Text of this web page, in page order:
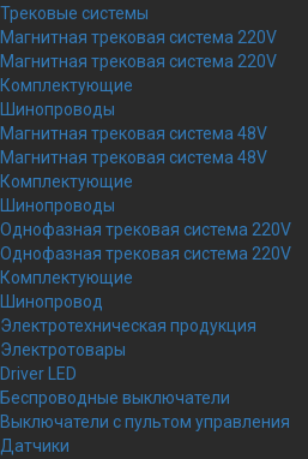
Трековые системы
Магнитная трековая система 220V
Магнитная трековая система 220V
Комплектующие
Шинопроводы
Магнитная трековая система 48V
Магнитная трековая система 48V
Комплектующие
Шинопроводы
Однофазная трековая система 220V
Однофазная трековая система 220V
Комплектующие
Шинопровод
Электротехническая продукция
Электротовары
Driver LED
Беспроводные выключатели
Выключатели с пультом управления
Датчики